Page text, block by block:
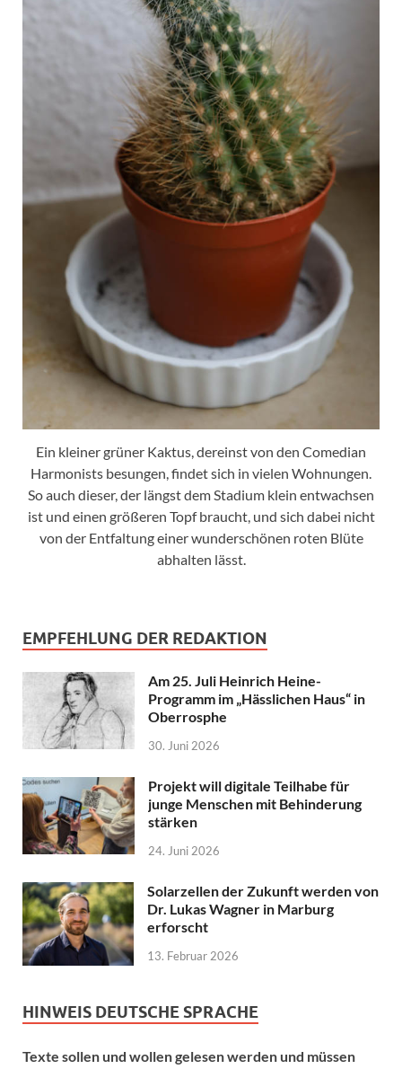
Ein kleiner grüner Kaktus, dereinst von den Comedian
Harmonists besungen, findet sich in vielen Wohnungen.
So auch dieser, der längst dem Stadium klein entwachsen
ist und einen größeren Topf braucht, und sich dabei nicht
von der Entfaltung einer wunderschönen roten Blüte
abhalten lässt.
EMPFEHLUNG DER REDAKTION
Am 25. Juli Heinrich Heine-
Programm im „Hässlichen Haus“ in
Oberrosphe
30. Juni 2026
Projekt will digitale Teilhabe für
junge Menschen mit Behinderung
stärken
24. Juni 2026
Solarzellen der Zukunft werden von
Dr. Lukas Wagner in Marburg
erforscht
13. Februar 2026
HINWEIS DEUTSCHE SPRACHE
Texte sollen und wollen gelesen werden und müssen